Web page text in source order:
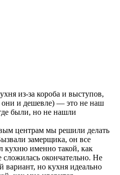
из-за короба и выступов,
они и дешевле) — это не наш
были, но не нашли
центрам мы решили делать
замерщика, он все
кухню именно такой, как
сложилась окончательно. Не
вариант, но кухня идеально